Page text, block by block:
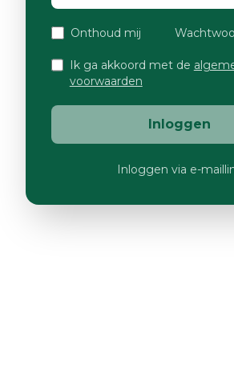
Onthoud mij
Ik ga akkoord met de
voorwaarden
Inloggen
Inloggen via e-